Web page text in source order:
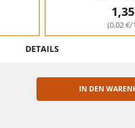
(0,02 €/
DETAILS
IN DEN